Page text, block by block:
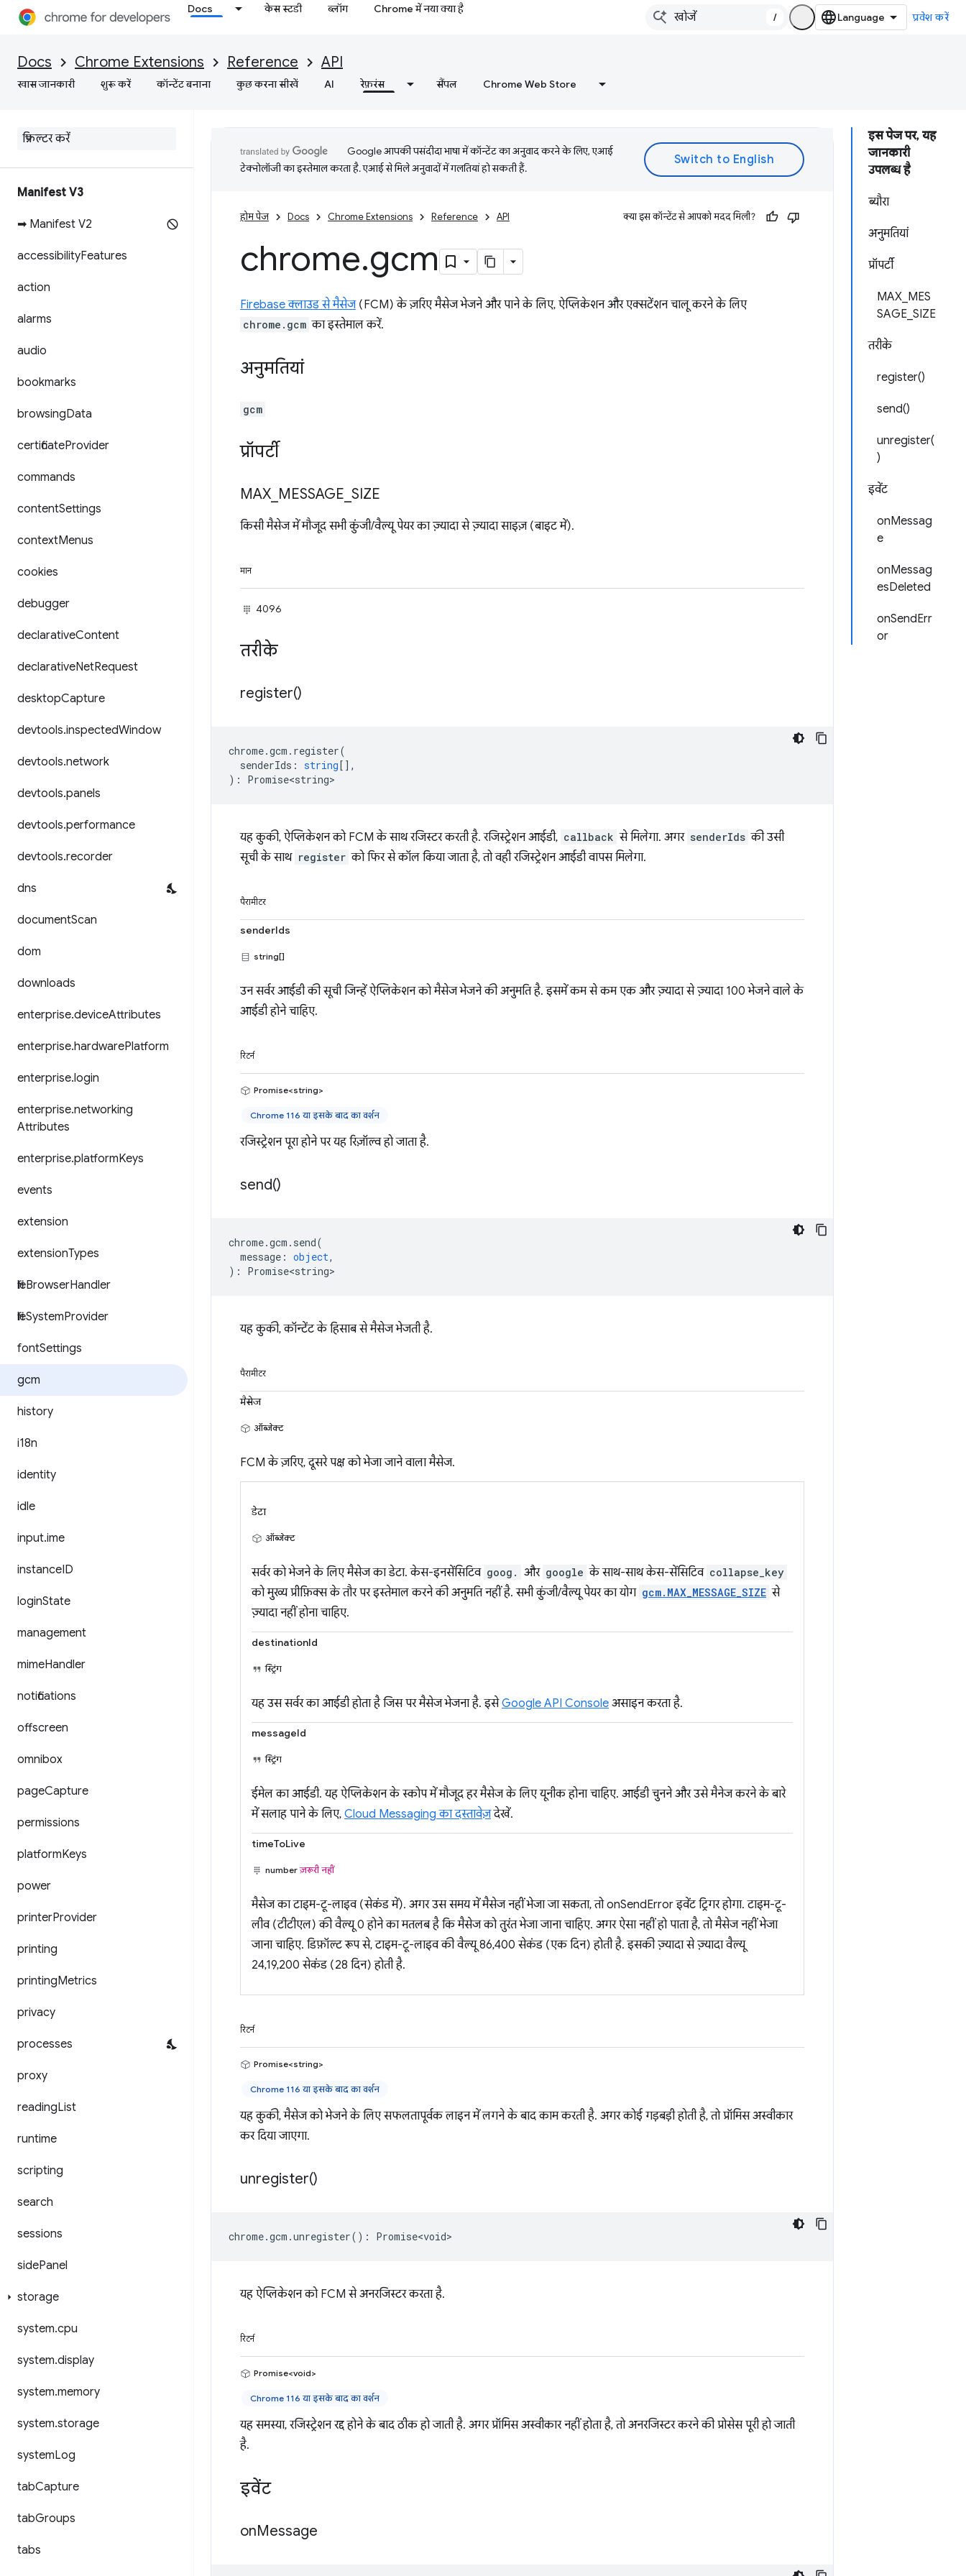
Docs केस स्टडी ब्लॉग Chrome में नया क्या है
/ प्रवेश करें
Docs Chrome Extensions Reference API
खास जानकारी शुरू करें कॉन्टेंट बनाना कुछ करना सीखें AI रेफ़रंस सैंपल Chrome Web Store
Manifest V3
➡ Manifest V2
accessibilityFeatures
action
alarms
audio
bookmarks
browsingData
certificateProvider
commands
contentSettings
contextMenus
cookies
debugger
declarativeContent
declarativeNetRequest
desktopCapture
devtools.inspectedWindow
devtools.network
devtools.panels
devtools.performance
devtools.recorder
dns
documentScan
dom
downloads
enterprise.deviceAttributes
enterprise.hardwarePlatform
enterprise.login
enterprise.networking
Attributes
enterprise.platformKeys
events
extension
extensionTypes
fileBrowserHandler
fileSystemProvider
fontSettings
gcm
history
i18n
identity
idle
input.ime
instanceID
loginState
management
mimeHandler
notifications
offscreen
omnibox
pageCapture
permissions
platformKeys
power
printerProvider
printing
printingMetrics
privacy
processes
proxy
readingList
runtime
scripting
search
sessions
sidePanel
storage
system.cpu
system.display
system.memory
system.storage
systemLog
tabCapture
tabGroups
tabs
इस पेज पर, यह
जानकारी
उपलब्ध है
ब्यौरा
अनुमतियां
प्रॉपर्टी
MAX_MES
SAGE_SIZE
तरीके
register()
send()
unregister(
)
इवेंट
onMessag
e
onMessag
esDeleted
onSendErr
or
Google आपकी पसंदीदा भाषा में कॉन्टेंट का अनुवाद करने के लिए, एआई
टेक्नोलॉजी का इस्तेमाल करता है. एआई से मिले अनुवादों में गलतियां हो सकती हैं.
होम पेज Docs Chrome Extensions Reference API क्या इस कॉन्टेंट से आपको मदद मिली?
chrome.gcm
Firebase क्लाउड से मैसेज(FCM) के ज़रिए मैसेज भेजने और पाने के लिए, ऐप्लिकेशन और एक्सटेंशन चालू करने के लिए
chrome.gcm का इस्तेमाल करें.
अनुमतियां
gcm
प्रॉपर्टी
MAX MESSAGE SIZE
किसी मैसेज में मौजूद सभी कुंजी/वैल्यू पेयर का ज़्यादा से ज़्यादा साइज़ (बाइट में).
मान
4096
तरीके
register()
chrome.gcm . register(
senderIds : string[],
) : Promise<string>
यह कुकी, ऐप्लिकेशन को FCM के साथ रजिस्टर करती है. रजिस्ट्रेशन आईडी, callback से मिलेगा. अगर senderIds की उसी
सूची के साथ register को फिर से कॉल किया जाता है, तो वही रजिस्ट्रेशन आईडी वापस मिलेगा.
पैरामीटर
senderIds
string[]
उन सर्वर आईडी की सूची जिन्हें ऐप्लिकेशन को मैसेज भेजने की अनुमति है. इसमें कम से कम एक और ज़्यादा से ज़्यादा 100 भेजने वाले के
आईडी होने चाहिए.
रिटर्न
Promise<string>
Chrome 116 या इसके बाद का वर्शन
रजिस्ट्रेशन पूरा होने पर यह रिज़ॉल्व हो जाता है.
send()
chrome.gcm . send(
message : object,
) : Promise<string>
यह कुकी, कॉन्टेंट के हिसाब से मैसेज भेजती है.
पैरामीटर
मैसेज
ऑब्जेक्ट
FCM के ज़रिए, दूसरे पक्ष को भेजा जाने वाला मैसेज.
डेटा
ऑब्जेक्ट
सर्वर को भेजने के लिए मैसेज का डेटा. केस-इनसेंसिटिव goog. और google के साथ-साथ केस-सेंसिटिव collapse_key
को मुख्य प्रीफ़िक्स के तौर पर इस्तेमाल करने की अनुमति नहीं है. सभी कुंजी/वैल्यू पेयर का योग gcm.MAX_MESSAGE_SIZE से
ज़्यादा नहीं होना चाहिए.
destinationId
स्ट्रिंग
यह उस सर्वर का आईडी होता है जिस पर मैसेज भेजना है. इसेGoogle API Console असाइन करता है.
messageId
स्ट्रिंग
ईमेल का आईडी. यह ऐप्लिकेशन के स्कोप में मौजूद हर मैसेज के लिए यूनीक होना चाहिए. आईडी चुनने और उसे मैनेज करने के बारे
में सलाह पाने के लिए, Cloud Messaging का दस्तावेज़देखें.
timeToLive
numberज़रूरी नहीं
मैसेज का टाइम-टू-लाइव (सेकंड में). अगर उस समय में मैसेज नहीं भेजा जा सकता, तो onSendError इवेंट ट्रिगर होगा. टाइम-टू-
लीव (टीटीएल) की वैल्यू 0 होने का मतलब है कि मैसेज को तुरंत भेजा जाना चाहिए. अगर ऐसा नहीं हो पाता है, तो मैसेज नहीं भेजा
जाना चाहिए. डिफ़ॉल्ट रूप से, टाइम-टू-लाइव की वैल्यू 86,400 सेकंड (एक दिन) होती है. इसकी ज़्यादा से ज़्यादा वैल्यू
24,19,200 सेकंड (28 दिन) होती है.
रिटर्न
Promise<string>
Chrome 116 या इसके बाद का वर्शन
यह कुकी, मैसेज को भेजने के लिए सफलतापूर्वक लाइन में लगने के बाद काम करती है. अगर कोई गड़बड़ी होती है, तो प्रॉमिस अस्वीकार
कर दिया जाएगा.
unregister()
chrome.gcm .unregister() : Promise<void>
यह ऐप्लिकेशन को FCM से अनरजिस्टर करता है.
रिटर्न
Promise<void>
Chrome 116 या इसके बाद का वर्शन
यह समस्या, रजिस्ट्रेशन रद्द होने के बाद ठीक हो जाती है. अगर प्रॉमिस अस्वीकार नहीं होता है, तो अनरजिस्टर करने की प्रोसेस पूरी हो जाती
है.
इवेंट
onMessage